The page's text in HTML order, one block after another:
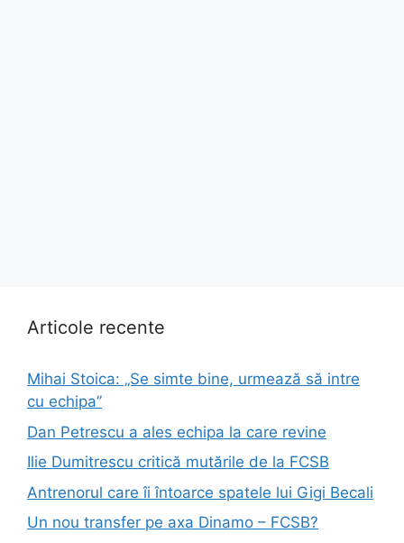
Articole recente
Mihai Stoica: „Se simte bine, urmează să intre
cu echipa”
Dan Petrescu a ales echipa la care revine
Ilie Dumitrescu critică mutările de la FCSB
Antrenorul care îi întoarce spatele lui Gigi Becali
Un nou transfer pe axa Dinamo – FCSB?